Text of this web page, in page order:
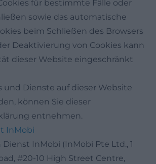
für bestimmte Fälle oder
sowie das automatische
beim Schließen des Browsers
Deaktivierung von Cookies kann
dieser Website eingeschränkt
und Dienste auf dieser Website
können Sie dieser
entnehmen.
InMobi
InMobi (InMobi Pte Ltd., 1
#20-10 High Street Centre,